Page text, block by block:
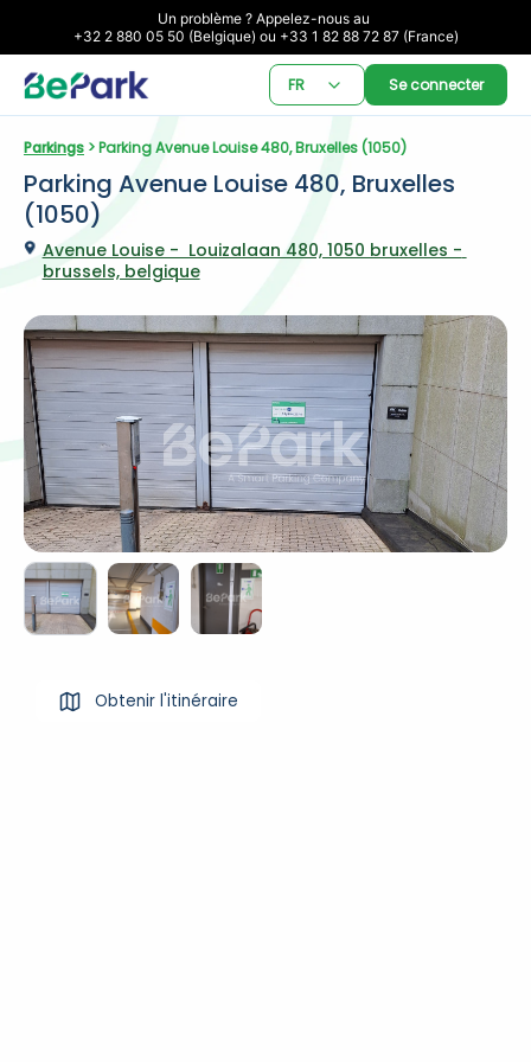
Un problème ? Appelez-nous au
+32 2 880 05 50 (Belgique) ou +33 1 82 88 72 87 (France)
FR Se connecter
Parkings > Parking Avenue Louise 480, Bruxelles (1050)
Parking Avenue Louise 480, Bruxelles
(1050)
Avenue Louise -  Louizalaan 480, 1050 bruxelles -
brussels, belgique
Obtenir l'itinéraire